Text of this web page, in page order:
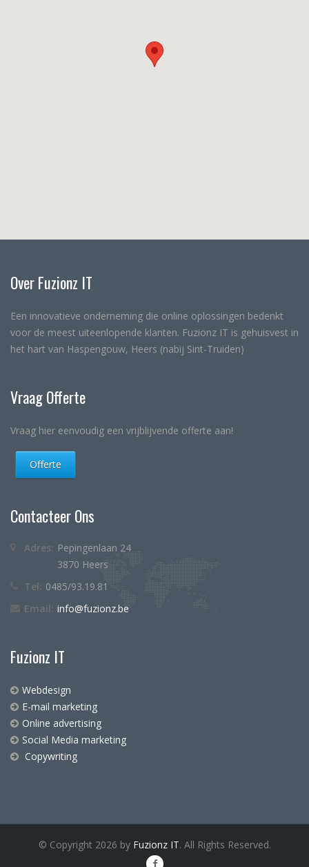
Over Fuzionz IT
Een innovatieve onderneming die online oplossingen bedenkt
voor de meest uiteenlopende klanten. Fuzionz IT is gehuisvest in
het hart van Haspengouw, Heers (nabij Sint-Truiden)
Vraag Offerte
Vraag hier eenvoudig een vrijblijvende offerte aan!
Offerte
Contacteer Ons
Adres: Pepingenlaan 24
3870 Heers
Tel: 0485/93.19.81
Email: info@fuzionz.be
Fuzionz IT
Webdesign
E-mail marketing
Online advertising
Social Media marketing
Copywriting
© Copyright 2026 by Fuzionz IT. All Rights Reserved.